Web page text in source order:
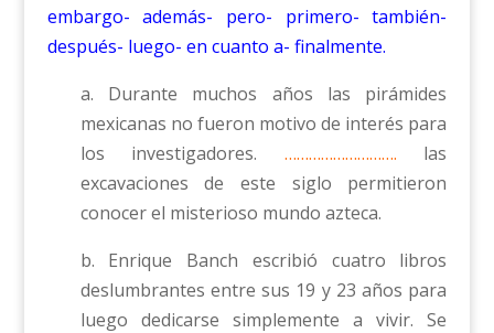
embargo- además- pero- primero- también-
después- luego- en cuanto a- finalmente.
a. Durante muchos años las pirámides
mexicanas no fueron motivo de interés para
los investigadores. ………………………. las
excavaciones de este siglo permitieron
conocer el misterioso mundo azteca.
b. Enrique Banch escribió cuatro libros
deslumbrantes entre sus 19 y 23 años para
luego dedicarse simplemente a vivir. Se